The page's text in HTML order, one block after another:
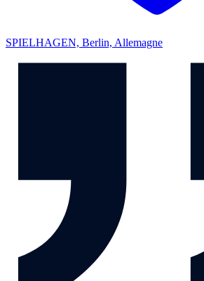
SPIELHAGEN, Berlin, Allemagne